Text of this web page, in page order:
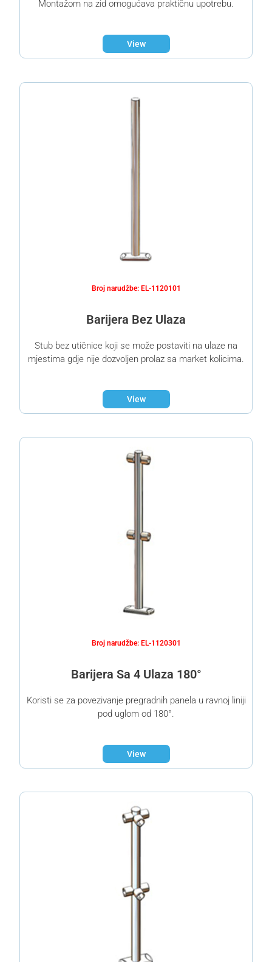
Montažom na zid omogućava praktičnu upotrebu.
View
Broj narudžbe: EL-1120101
Barijera Bez Ulaza
Stub bez utičnice koji se može postaviti na ulaze na
mjestima gdje nije dozvoljen prolaz sa market kolicima.
View
Broj narudžbe: EL-1120301
Barijera Sa 4 Ulaza 180°
Koristi se za povezivanje pregradnih panela u ravnoj liniji
pod uglom od 180°.
View